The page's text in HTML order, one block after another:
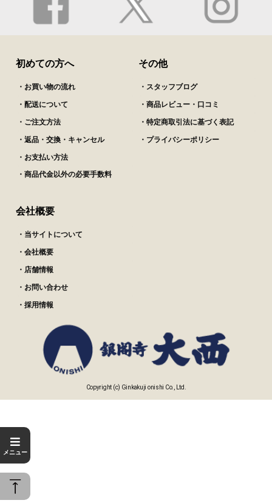
メニュー
初めての方へ
・お買い物の流れ
・配送について
・ご注文方法
・返品・交換・キャンセル
・お支払い方法
・商品代金以外の必要手数料
その他
・スタッフブログ
・商品レビュー・口コミ
・特定商取引法に基づく表記
・プライバシーポリシー
会社概要
・当サイトについて
・会社概要
・店舗情報
・お問い合わせ
・採用情報
Copyright (c) Ginkakuji onishi Co., Ltd.